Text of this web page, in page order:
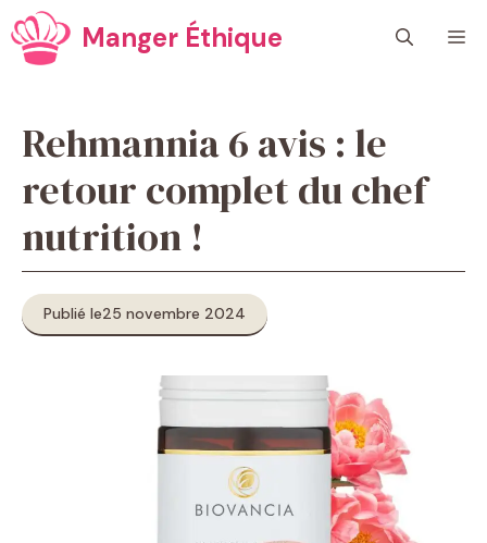
Aller
au
contenu
Manger Éthique
Rehmannia 6 avis : le
retour complet du chef
nutrition !
Publié le25 novembre 2024